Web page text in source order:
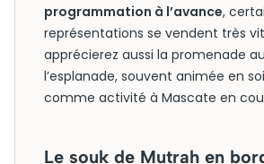
programmation à l’avance,
représentations se vendent très
apprécierez aussi la promenade
l’esplanade, souvent animée en
comme activité à Mascate en
Le souk de Mutrah en